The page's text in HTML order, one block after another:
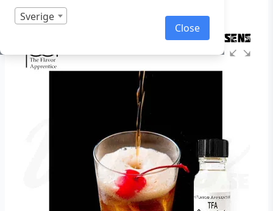
Sverige
Close
Slut i lager